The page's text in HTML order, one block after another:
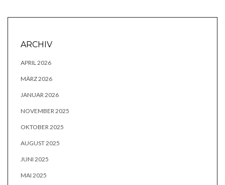
ARCHIV
APRIL 2026
MÄRZ 2026
JANUAR 2026
NOVEMBER 2025
OKTOBER 2025
AUGUST 2025
JUNI 2025
MAI 2025